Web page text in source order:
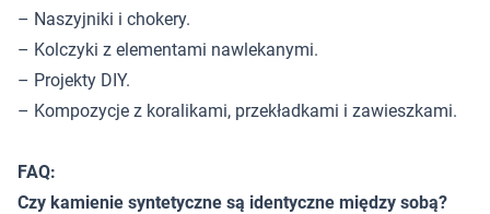
– Naszyjniki i chokery.
– Kolczyki z elementami nawlekanymi.
– Projekty DIY.
– Kompozycje z koralikami, przekładkami i zawieszkami.
FAQ:
Czy kamienie syntetyczne są identyczne między sobą?